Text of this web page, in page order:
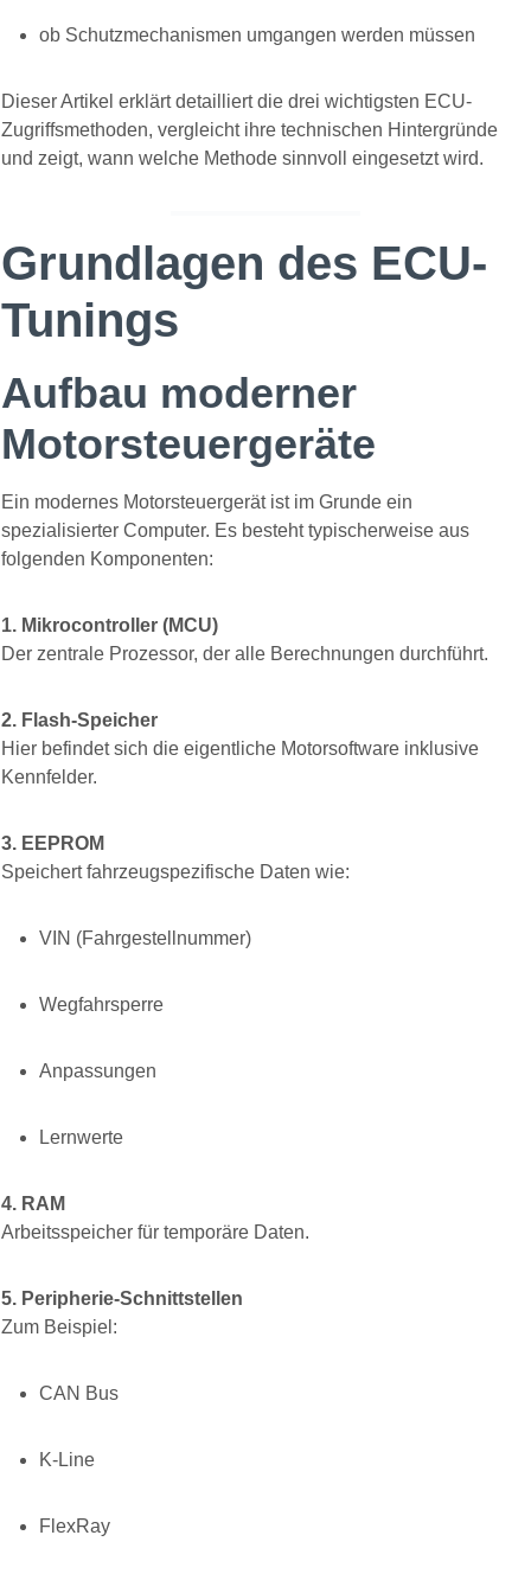
ob Schutzmechanismen umgangen werden müssen
Dieser Artikel erklärt detailliert die drei wichtigsten ECU-
Zugriffsmethoden, vergleicht ihre technischen Hintergründe
und zeigt, wann welche Methode sinnvoll eingesetzt wird.
Grundlagen des ECU-
Tunings
Aufbau moderner
Motorsteuergeräte
Ein modernes Motorsteuergerät ist im Grunde ein
spezialisierter Computer. Es besteht typischerweise aus
folgenden Komponenten:
1. Mikrocontroller (MCU)
Der zentrale Prozessor, der alle Berechnungen durchführt.
2. Flash-Speicher
Hier befindet sich die eigentliche Motorsoftware inklusive
Kennfelder.
3. EEPROM
Speichert fahrzeugspezifische Daten wie:
VIN (Fahrgestellnummer)
Wegfahrsperre
Anpassungen
Lernwerte
4. RAM
Arbeitsspeicher für temporäre Daten.
5. Peripherie-Schnittstellen
Zum Beispiel:
CAN Bus
K-Line
FlexRay